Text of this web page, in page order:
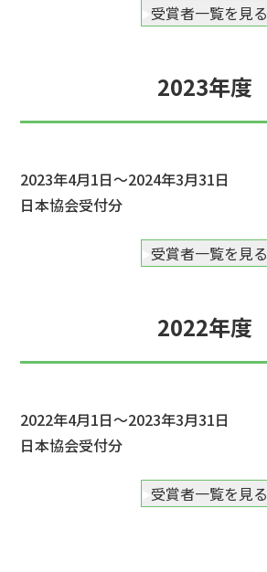
受賞者一覧を見る
2023年度
2023年4月1日～2024年3月31日
日本協会受付分
受賞者一覧を見る
2022年度
2022年4月1日～2023年3月31日
日本協会受付分
受賞者一覧を見る